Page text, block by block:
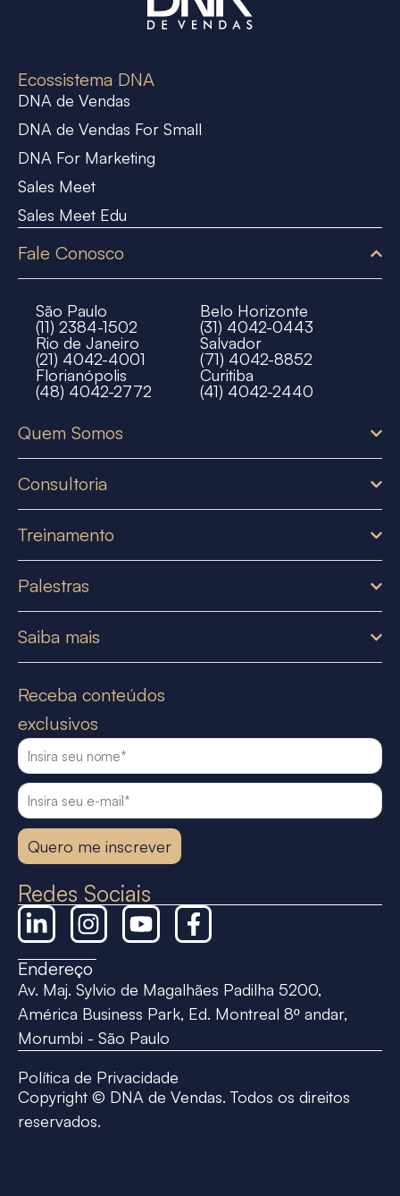
Ecossistema DNA
DNA de Vendas
DNA de Vendas For Small
DNA For Marketing
Sales Meet
Sales Meet Edu
Fale Conosco
São Paulo
(11) 2384-1502
Belo Horizonte
(31) 4042-0443
Rio de Janeiro
(21) 4042-4001
Salvador
(71) 4042-8852
Florianópolis
(48) 4042-2772
Curitiba
(41) 4042-2440
Quem Somos
Consultoria
Treinamento
Palestras
Saiba mais
Receba conteúdos
exclusivos
Quero me inscrever
Redes Sociais
Endereço
Av. Maj. Sylvio de Magalhães Padilha 5200,
América Business Park, Ed. Montreal 8º andar,
Morumbi - São Paulo
Política de Privacidade
Copyright © DNA de Vendas. Todos os direitos
reservados.